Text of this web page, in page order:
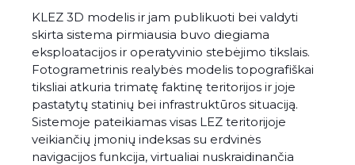
KLEZ 3D modelis ir jam publikuoti bei valdyti
skirta sistema pirmiausia buvo diegiama
eksploatacijos ir operatyvinio stebėjimo tikslais.
Fotogrametrinis realybės modelis topografiškai
tiksliai atkuria trimatę faktinę teritorijos ir joje
pastatytų statinių bei infrastruktūros situaciją.
Sistemoje pateikiamas visas LEZ teritorijoje
veikiančių įmonių indeksas su erdvinės
navigacijos funkcija, virtualiai nuskraidinančia